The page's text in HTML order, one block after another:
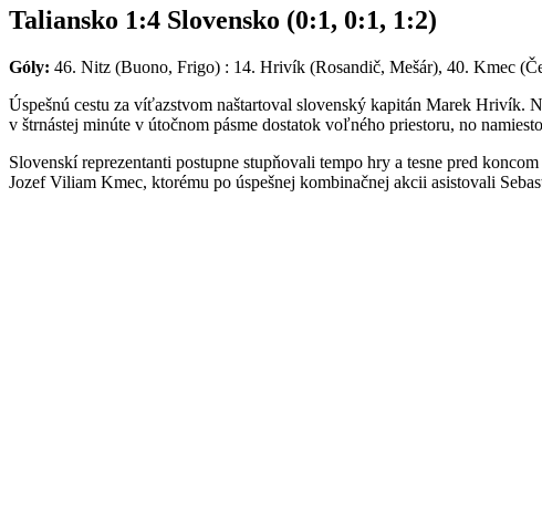
Taliansko 1:4 Slovensko (0:1, 0:1, 1:2)
Góly: 46. Nitz (Buono, Frigo) : 14. Hrivík (Rosandič, Mešár), 40. Kmec
Úspešnú cestu za víťazstvom naštartoval slovenský kapitán Marek Hrivík.
v štrnástej minúte v útočnom pásme dostatok voľného priestoru, no
Slovenskí reprezentanti postupne stupňovali tempo hry a tesne pred
Jozef Viliam Kmec, ktorému po úspešnej kombinačnej akcii asistovali